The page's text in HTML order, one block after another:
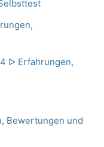
ᐅ Erfahrungen,
Bewertungen und